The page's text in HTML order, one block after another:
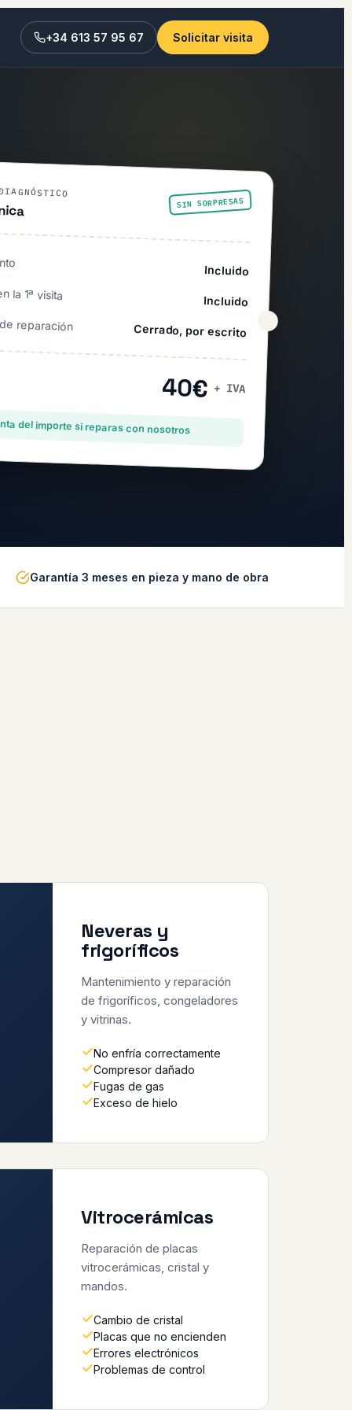
+34 613 57 95 67 Solicitar visita
SIN SORPRESAS
Incluido
la 1ª visita Incluido
reparación Cerrado, por escrito
40€ + IVA
del importe si reparas con nosotros
Garantía 3 meses en pieza y mano de obra
Neveras y
frigoríficos
Mantenimiento y reparación
de frigoríficos, congeladores
y vitrinas.
No enfría correctamente
Compresor dañado
Fugas de gas
Exceso de hielo
Vitrocerámicas
Reparación de placas
vitrocerámicas, cristal y
mandos.
Cambio de cristal
Placas que no encienden
Errores electrónicos
Problemas de control